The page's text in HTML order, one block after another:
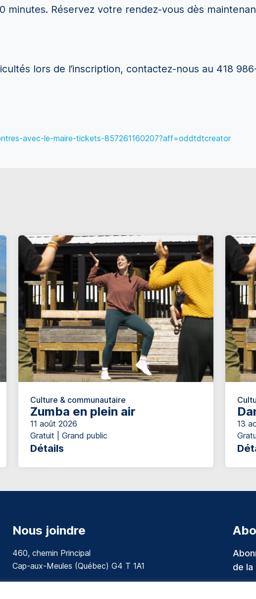
minutes. Réservez votre rendez-vous dès
lors de l’inscription, contactez-nous au 418
avec-le-maire-tickets-857261160207?aff=oddtdtcreator
Culture & communautaire
Zumba en plein air
11 août 2026
Gratuit | Grand public
Détails
13
Nous joindre
460, chemin Principal
Cap-aux-Meules (Québec) G4 T 1A1
de la